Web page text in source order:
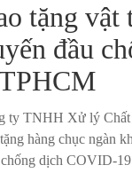
tặng vật
đầu
ty TNHH Xử lý
hàng chục ngàn
dịch COVID-